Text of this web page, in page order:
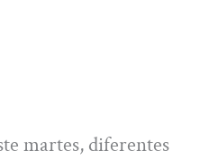
martes, diferentes